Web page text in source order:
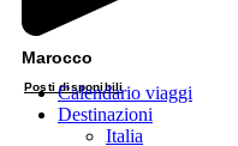
Calendario viaggi
Destinazioni
Italia
Marocco
Posti disponibili